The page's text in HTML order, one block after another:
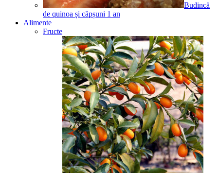
Budincă
de quinoa și căpșuni 1 an
Alimente
Fructe